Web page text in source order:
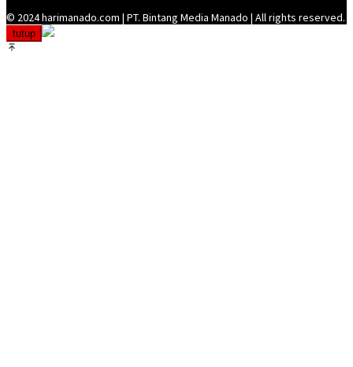
© 2024 harimanado.com | PT. Bintang Media Manado | All rights reserved.
tutup